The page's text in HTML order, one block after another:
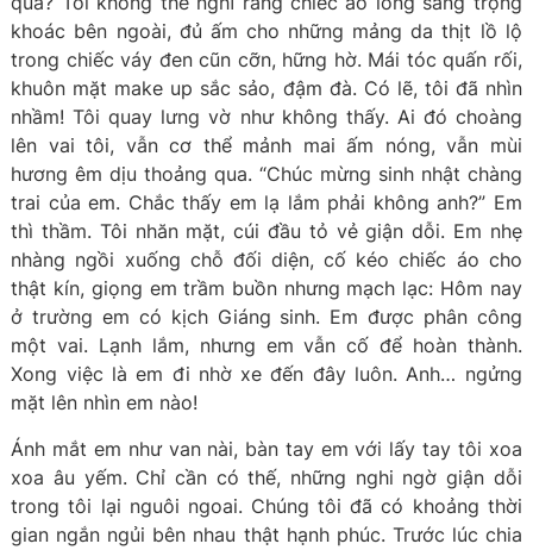
khoác bên ngoài, đủ ấm cho những mảng da thịt lồ lộ
trong chiếc váy đen cũn cỡn, hững hờ. Mái tóc quấn rối,
khuôn mặt make up sắc sảo, đậm đà. Có lẽ, tôi đã nhìn
nhầm! Tôi quay lưng vờ như không thấy. Ai đó choàng
lên vai tôi, vẫn cơ thể mảnh mai ấm nóng, vẫn mùi
hương êm dịu thoảng qua. “Chúc mừng sinh nhật chàng
trai của em. Chắc thấy em lạ lắm phải không anh?” Em
thì thầm. Tôi nhăn mặt, cúi đầu tỏ vẻ giận dỗi. Em nhẹ
nhàng ngồi xuống chỗ đối diện, cố kéo chiếc áo cho
thật kín, giọng em trầm buồn nhưng mạch lạc: Hôm nay
ở trường em có kịch Giáng sinh. Em được phân công
một vai. Lạnh lắm, nhưng em vẫn cố để hoàn thành.
Xong việc là em đi nhờ xe đến đây luôn. Anh… ngửng
mặt lên nhìn em nào!
Ánh mắt em như van nài, bàn tay em với lấy tay tôi xoa
xoa âu yếm. Chỉ cần có thế, những nghi ngờ giận dỗi
trong tôi lại nguôi ngoai. Chúng tôi đã có khoảng thời
gian ngắn ngủi bên nhau thật hạnh phúc. Trước lúc chia